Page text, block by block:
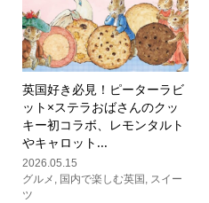
英国好き必見！ピーターラビ
ット×ステラおばさんのクッ
キー初コラボ、レモンタルト
やキャロット...
2026.05.15
グルメ , 国内で楽しむ英国 , スイー
ツ